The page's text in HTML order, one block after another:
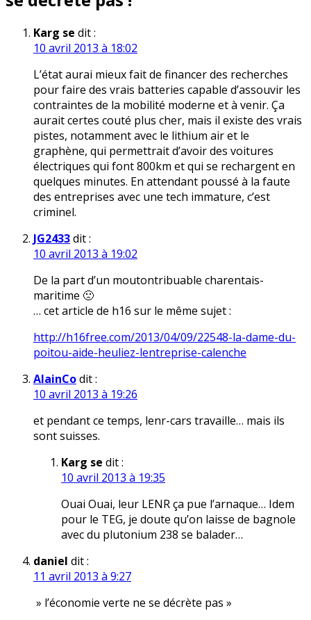
Karg se dit :
10 avril 2013 à 18:02
L’état aurai mieux fait de financer des recherches
pour faire des vrais batteries capable d’assouvir les
contraintes de la mobilité moderne et à venir. Ça
aurait certes couté plus cher, mais il existe des vrais
pistes, notamment avec le lithium air et le
graphène, qui permettrait d’avoir des voitures
électriques qui font 800km et qui se rechargent en
quelques minutes. En attendant poussé à la faute
des entreprises avec une tech immature, c’est
criminel.
JG2433dit :
10 avril 2013 à 19:02
De la part d’un moutontribuable charentais-
maritime 🙁
… cet article de h16 sur le même sujet :
http://h16free.com/2013/04/09/22548-la-dame-du-
poitou-aide-heuliez-lentreprise-calenche
AlainCodit :
10 avril 2013 à 19:26
et pendant ce temps, lenr-cars travaille… mais ils
sont suisses.
Karg se dit :
10 avril 2013 à 19:35
Ouai Ouai, leur LENR ça pue l’arnaque… Idem
pour le TEG, je doute qu’on laisse de bagnole
avec du plutonium 238 se balader…
daniel dit :
11 avril 2013 à 9:27
» l’économie verte ne se décrète pas »